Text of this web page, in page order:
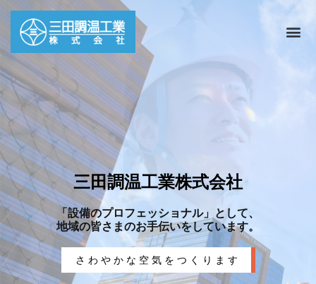
三田調温工業株式会社
「設備のプロフェッショナル」として、
地域の皆さまのお手伝いをしています。
さわやかな空気をつくります